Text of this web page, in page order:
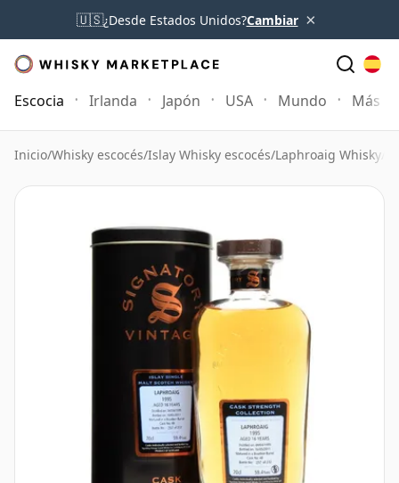
🇺🇸¿Desde Estados Unidos?Cambiar ×
Escocia Irlanda Japón USA Mundo Más
Inicio/Whisky escocés/Islay Whisky escocés/Laphroaig Whisky